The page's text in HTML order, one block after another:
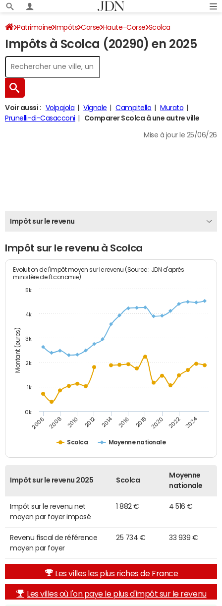
Patrimoine Impôts Corse Haute-Corse Scolca
Impôt sur le revenu
Impôts à Scolca (20290) en 2025
Voir aussi : Volpajola Vignale Campitello
Murato
Prunelli-di-Casacconi
Comparer Scolca à une autre ville
Mise à jour le 25/06/26
Impôt sur le revenu
Impôt sur le revenu à Scolca
Montant (euros)
Evolution de l'impôt moyen sur le revenu (Source : JDN d'après
ministère de l'Economie)
Scolca Moyenne nationale
2006 2008 2010 2012 2014 2016 2018 2020 2022 2024
0k
1k
2k
3k
4k
5k
Impôt sur le revenu 2025 Scolca
Moyenne
nationale
Impôt sur le revenu net
moyen par foyer imposé
1 882 € 4 516 €
Revenu fiscal de référence
moyen par foyer
25 734 € 33 939 €
Les villes les plus riches de France
Les villes où l'on paye le plus d'impôt sur le revenu